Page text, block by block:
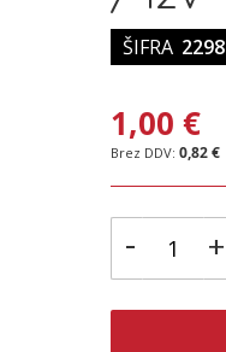
ŠIFRA 2298
1,00 €
0,82 €
- +